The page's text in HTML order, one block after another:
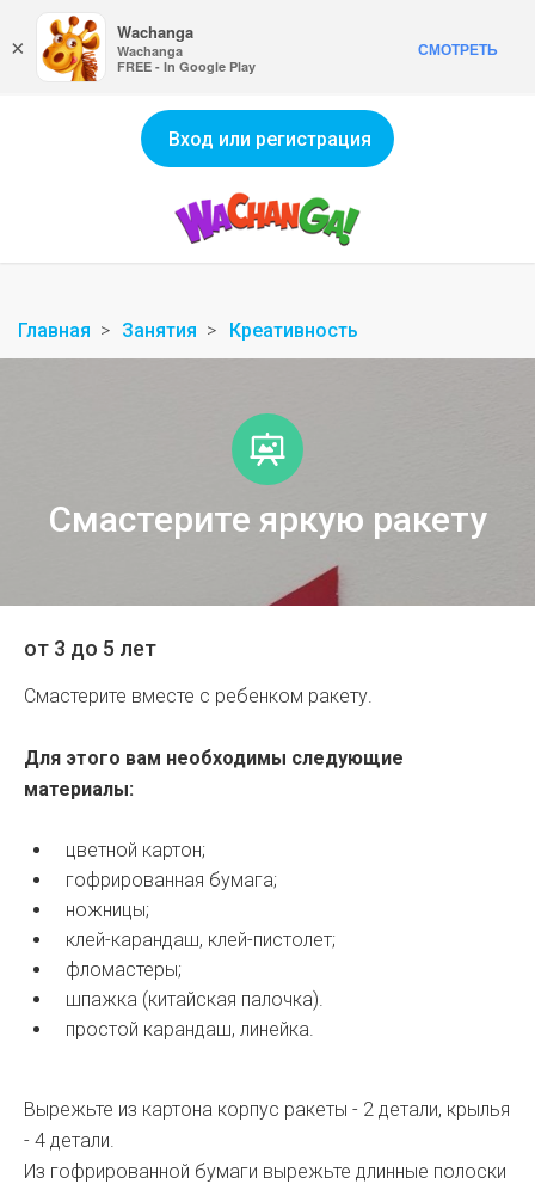
Вход или регистрация
Главная Занятия Креативность
Смастерите яркую ракету
от 3 до 5 лет
Смастерите вместе с ребенком ракету.
Для этого вам необходимы следующие
материалы:
цветной картон;
гофрированная бумага;
ножницы;
клей-карандаш, клей-пистолет;
фломастеры;
шпажка (китайская палочка).
простой карандаш, линейка.
Вырежьте из картона корпус ракеты - 2 детали, крылья
- 4 детали.
Из гофрированной бумаги вырежьте длинные полоски
×
Wachanga
Wachanga
FREE - In Google Play
СМОТРЕТЬ